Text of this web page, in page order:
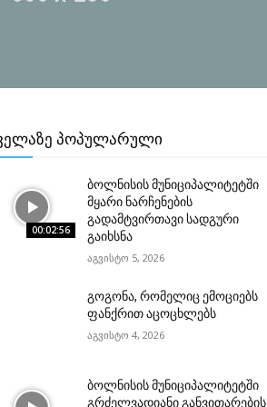
ᲞᲝᲞᲣᲚᲐᲠᲣᲚᲘ
00:02:56
ბოლნისის მუნიციპალიტეტში
მყარი ნარჩენების
გადამტვირთავი სადგური
გაიხსნა
აგვისტო 5, 2026
გოგონა, რომელიც ემოციებს
ფანქრით აცოცხლებს
აგვისტო 4, 2026
ბოლნისის მუნიციპალიტეტში
გრძელვადიანი განვითარების